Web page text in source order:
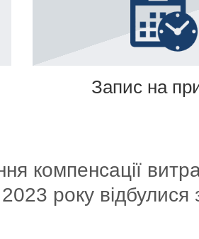
Запис на
компенсації
року відбулися